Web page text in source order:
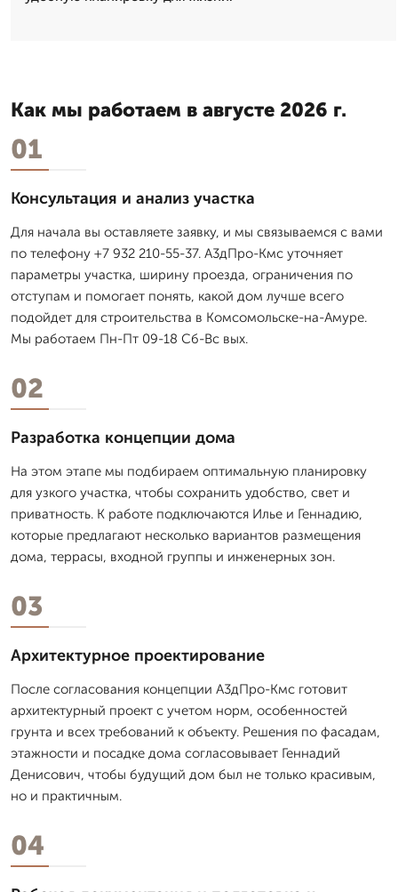
Как мы работаем в августе 2026 г.
01
Консультация и анализ участка
Для начала вы оставляете заявку, и мы связываемся с вами
по телефону +7 932 210-55-37. А3дПро-Кмс уточняет
параметры участка, ширину проезда, ограничения по
отступам и помогает понять, какой дом лучше всего
подойдет для строительства в Комсомольске-на-Амуре.
Мы работаем Пн-Пт 09-18 Сб-Вс вых.
02
Разработка концепции дома
На этом этапе мы подбираем оптимальную планировку
для узкого участка, чтобы сохранить удобство, свет и
приватность. К работе подключаются Илье и Геннадию,
которые предлагают несколько вариантов размещения
дома, террасы, входной группы и инженерных зон.
03
Архитектурное проектирование
После согласования концепции А3дПро-Кмс готовит
архитектурный проект с учетом норм, особенностей
грунта и всех требований к объекту. Решения по фасадам,
этажности и посадке дома согласовывает Геннадий
Денисович, чтобы будущий дом был не только красивым,
но и практичным.
04